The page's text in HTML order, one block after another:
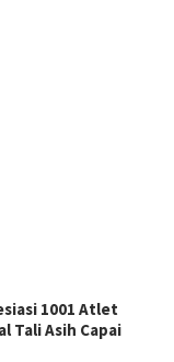
1001 Atlet
Tali Asih Capai